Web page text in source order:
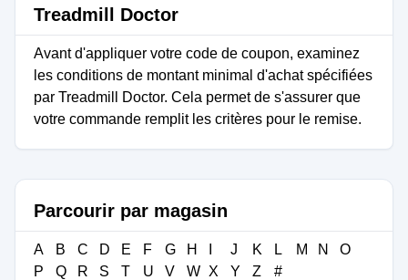
Treadmill Doctor
Avant d'appliquer votre code de coupon, examinez
les conditions de montant minimal d'achat spécifiées
par Treadmill Doctor. Cela permet de s'assurer que
votre commande remplit les critères pour le remise.
Parcourir par magasin
A B C D E F G H J K L M N
O
P
Q R S T U V W X Y Z #